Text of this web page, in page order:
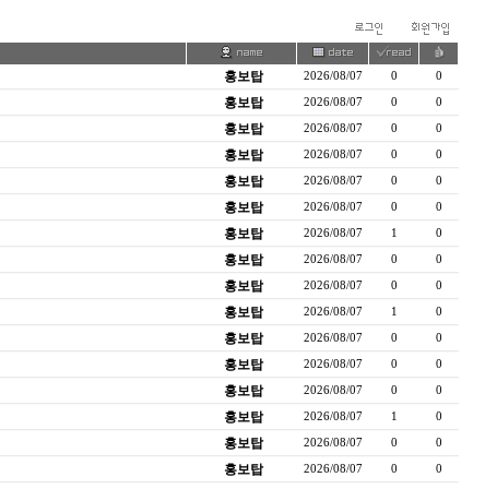
홍보탑 2026/08/07 0 0
홍보탑 2026/08/07 0 0
홍보탑 2026/08/07 0 0
홍보탑 2026/08/07 0 0
홍보탑 2026/08/07 0 0
홍보탑 2026/08/07 0 0
홍보탑 2026/08/07 1 0
홍보탑 2026/08/07 0 0
홍보탑 2026/08/07 0 0
홍보탑 2026/08/07 1 0
홍보탑 2026/08/07 0 0
홍보탑 2026/08/07 0 0
홍보탑 2026/08/07 0 0
홍보탑 2026/08/07 1 0
홍보탑 2026/08/07 0 0
홍보탑 2026/08/07 0 0